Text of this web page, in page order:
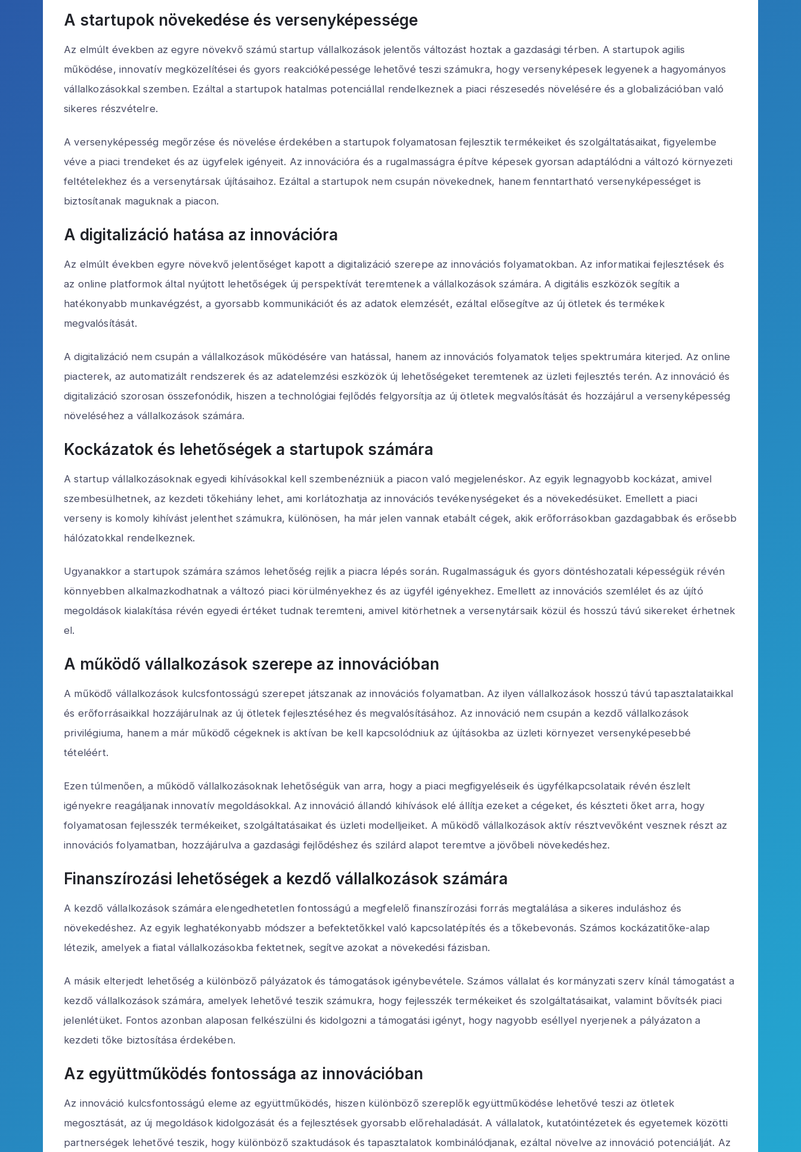
A startupok növekedése és versenyképessége
Az elmúlt években az egyre növekvő számú startup vállalkozások jelentős változást hoztak a gazdasági térben. A startupok agilis
működése, innovatív megközelítései és gyors reakcióképessége lehetővé teszi számukra, hogy versenyképesek legyenek a hagyományos
vállalkozásokkal szemben. Ezáltal a startupok hatalmas potenciállal rendelkeznek a piaci részesedés növelésére és a globalizációban való
sikeres részvételre.
A versenyképesség megőrzése és növelése érdekében a startupok folyamatosan fejlesztik termékeiket és szolgáltatásaikat, figyelembe
véve a piaci trendeket és az ügyfelek igényeit. Az innovációra és a rugalmasságra építve képesek gyorsan adaptálódni a változó környezeti
feltételekhez és a versenytársak újításaihoz. Ezáltal a startupok nem csupán növekednek, hanem fenntartható versenyképességet is
biztosítanak maguknak a piacon.
A digitalizáció hatása az innovációra
Az elmúlt években egyre növekvő jelentőséget kapott a digitalizáció szerepe az innovációs folyamatokban. Az informatikai fejlesztések és
az online platformok által nyújtott lehetőségek új perspektívát teremtenek a vállalkozások számára. A digitális eszközök segítik a
hatékonyabb munkavégzést, a gyorsabb kommunikációt és az adatok elemzését, ezáltal elősegítve az új ötletek és termékek
megvalósítását.
A digitalizáció nem csupán a vállalkozások működésére van hatással, hanem az innovációs folyamatok teljes spektrumára kiterjed. Az online
piacterek, az automatizált rendszerek és az adatelemzési eszközök új lehetőségeket teremtenek az üzleti fejlesztés terén. Az innováció és
digitalizáció szorosan összefonódik, hiszen a technológiai fejlődés felgyorsítja az új ötletek megvalósítását és hozzájárul a versenyképesség
növeléséhez a vállalkozások számára.
Kockázatok és lehetőségek a startupok számára
A startup vállalkozásoknak egyedi kihívásokkal kell szembenézniük a piacon való megjelenéskor. Az egyik legnagyobb kockázat, amivel
szembesülhetnek, az kezdeti tőkehiány lehet, ami korlátozhatja az innovációs tevékenységeket és a növekedésüket. Emellett a piaci
verseny is komoly kihívást jelenthet számukra, különösen, ha már jelen vannak etabált cégek, akik erőforrásokban gazdagabbak és erősebb
hálózatokkal rendelkeznek.
Ugyanakkor a startupok számára számos lehetőség rejlik a piacra lépés során. Rugalmasságuk és gyors döntéshozatali képességük révén
könnyebben alkalmazkodhatnak a változó piaci körülményekhez és az ügyfél igényekhez. Emellett az innovációs szemlélet és az újító
megoldások kialakítása révén egyedi értéket tudnak teremteni, amivel kitörhetnek a versenytársaik közül és hosszú távú sikereket érhetnek
el.
A működő vállalkozások szerepe az innovációban
A működő vállalkozások kulcsfontosságú szerepet játszanak az innovációs folyamatban. Az ilyen vállalkozások hosszú távú tapasztalataikkal
és erőforrásaikkal hozzájárulnak az új ötletek fejlesztéséhez és megvalósításához. Az innováció nem csupán a kezdő vállalkozások
privilégiuma, hanem a már működő cégeknek is aktívan be kell kapcsolódniuk az újításokba az üzleti környezet versenyképesebbé
tételéért.
Ezen túlmenően, a működő vállalkozásoknak lehetőségük van arra, hogy a piaci megfigyeléseik és ügyfélkapcsolataik révén észlelt
igényekre reagáljanak innovatív megoldásokkal. Az innováció állandó kihívások elé állítja ezeket a cégeket, és készteti őket arra, hogy
folyamatosan fejlesszék termékeiket, szolgáltatásaikat és üzleti modelljeiket. A működő vállalkozások aktív résztvevőként vesznek részt az
innovációs folyamatban, hozzájárulva a gazdasági fejlődéshez és szilárd alapot teremtve a jövőbeli növekedéshez.
Finanszírozási lehetőségek a kezdő vállalkozások számára
A kezdő vállalkozások számára elengedhetetlen fontosságú a megfelelő finanszírozási forrás megtalálása a sikeres induláshoz és
növekedéshez. Az egyik leghatékonyabb módszer a befektetőkkel való kapcsolatépítés és a tőkebevonás. Számos kockázatitőke-alap
létezik, amelyek a fiatal vállalkozásokba fektetnek, segítve azokat a növekedési fázisban.
A másik elterjedt lehetőség a különböző pályázatok és támogatások igénybevétele. Számos vállalat és kormányzati szerv kínál támogatást a
kezdő vállalkozások számára, amelyek lehetővé teszik számukra, hogy fejlesszék termékeiket és szolgáltatásaikat, valamint bővítsék piaci
jelenlétüket. Fontos azonban alaposan felkészülni és kidolgozni a támogatási igényt, hogy nagyobb eséllyel nyerjenek a pályázaton a
kezdeti tőke biztosítása érdekében.
Az együttműködés fontossága az innovációban
Az innováció kulcsfontosságú eleme az együttműködés, hiszen különböző szereplők együttműködése lehetővé teszi az ötletek
megosztását, az új megoldások kidolgozását és a fejlesztések gyorsabb előrehaladását. A vállalatok, kutatóintézetek és egyetemek közötti
partnerségek lehetővé teszik, hogy különböző szaktudások és tapasztalatok kombinálódjanak, ezáltal növelve az innováció potenciálját. Az